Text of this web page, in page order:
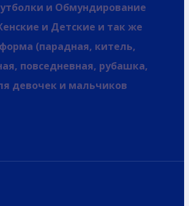
и Обмундирование
и Детские и так же
(парадная, китель,
повседневная, рубашка,
девочек и мальчиков